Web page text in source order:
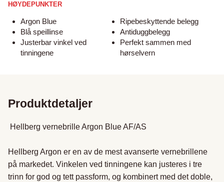
HØYDEPUNKTER
Argon Blue
Blå speillinse
Justerbar vinkel ved
tinningene
Ripebeskyttende belegg
Antiduggbelegg
Perfekt sammen med
hørselvern
Produktdetaljer
Hellberg Argon er en av de mest avanserte vernebrillene
på markedet. Vinkelen ved tinningene kan justeres i tre
trinn for god og tett passform, og kombinert med det doble,